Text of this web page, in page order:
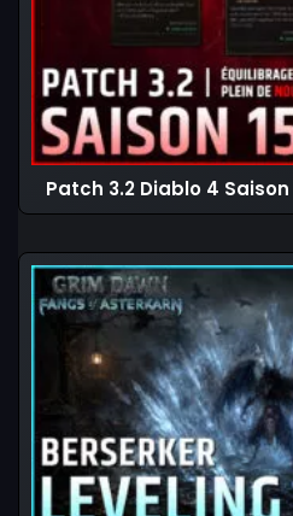
Patch 3.2 Diablo 4 Saison